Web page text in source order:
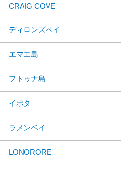
CRAIG COVE
ディロンズベイ
エマエ島
フトゥナ島
イポタ
ラメンベイ
LONORORE